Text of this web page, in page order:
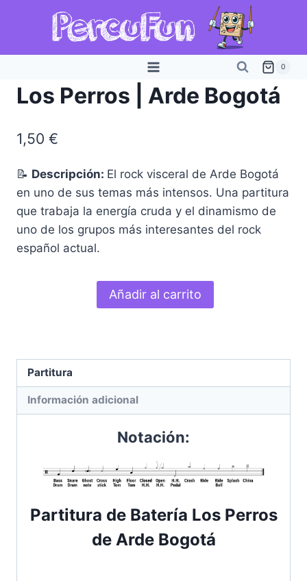
contenido
0
Los Perros | Arde Bogotá
1,50 €
📝 Descripción: El rock visceral de Arde Bogotá
en uno de sus temas más intensos. Una partitura
que trabaja la energía cruda y el dinamismo de
uno de los grupos más interesantes del rock
español actual.
Los
Perros
Bogotá
Añadir al carrito
Partitura
Información adicional
Notación:
Partitura de Batería Los Perros
de Arde Bogotá